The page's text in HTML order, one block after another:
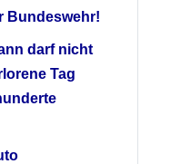
Bundeswehr!
darf nicht
Tag